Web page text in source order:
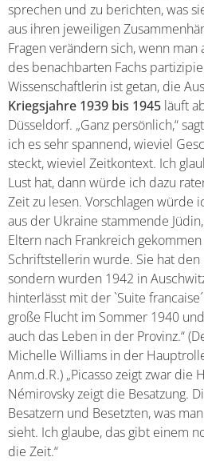
sprechen und zu berichten, was
aus ihren jeweiligen
Fragen verändern sich, wenn man
des benachbarten Fachs
Wissenschaftlerin ist getan, die
Kriegsjahre 1939 bis 1945 läuft
Düsseldorf. „Ganz persönlich,“
ich es sehr spannend, wieviel
steckt, wieviel Zeitkontext. Ich
Lust hat, dann würde ich dazu
Zeit zu lesen. Vorschlagen würde
aus der Ukraine stammende
Eltern nach Frankreich
Schriftstellerin wurde. Sie hat
sondern wurden 1942 in
hinterlässt mit der `Suite
große Flucht im Sommer 1940
auch das Leben in der Provinz.“
Michelle Williams in der
Anm.d.R.) „Picasso zeigt zwar die
Némirovsky zeigt die Besatzung.
Besatzern und Besetzten, was
sieht. Ich glaube, das gibt einem
die Zeit.“